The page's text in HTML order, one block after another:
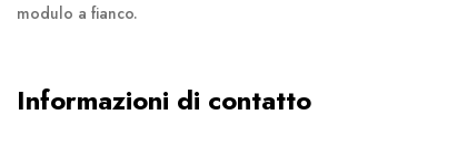
modulo a fianco.
Informazioni di contatto